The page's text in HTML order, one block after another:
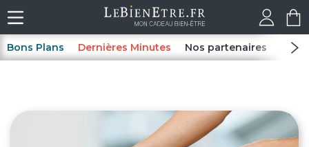
Bons Plans Dernières Minutes Nos partenaires Spas